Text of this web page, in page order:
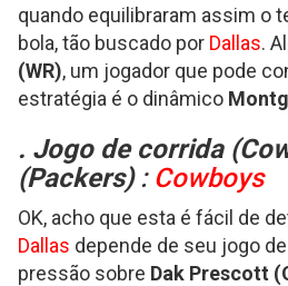
quando equilibraram assim o
bola, tão buscado por Dallas.
(WR), um jogador que pode
estratégia é o dinâmico
. Jogo de corrida (
(Packers): Cowboys
OK, acho que esta é fácil de
Dallas depende de seu jogo
pressão sobre Dak Prescott